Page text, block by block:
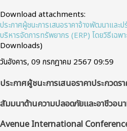
Download attachments:
ประกาศผู้ชนะการเสนอราคาจ้างพัฒนาและ
บริหารจัดการทรัพยากร (ERP) โดยวิธีเฉพา
Downloads)
วันอังคาร, 09 กรกฎาคม 2567 09:59
ประกาศผู้ชนะการเสนอราคาประกวดร
สัมมนาด้านความปลอดภัยและอาชีวอน
Avenue International